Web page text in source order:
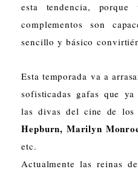
esta tendencia, porque
complementos son
sencillo y básico
Esta temporada va a
sofisticadas gafas que
las divas del cine de
Hepburn, Marilyn
etc.
Actualmente las reinas